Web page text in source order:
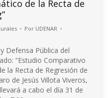
de la Recta de
Por UDENAR
Defensa Pública del
“Estudio Comparativo
la Recta de Regresión de
de Jesús Villota Viveros,
a cabo el día 31 de